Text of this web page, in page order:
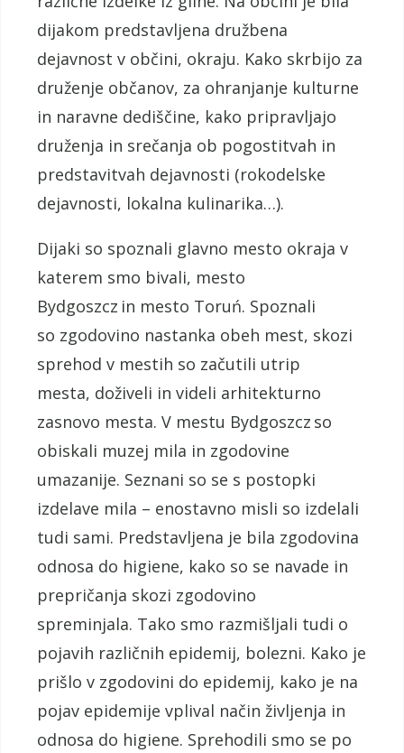
dijakom predstavljena družbena
dejavnost v občini, okraju. Kako skrbijo za
druženje občanov, za ohranjanje kulturne
in naravne dediščine, kako pripravljajo
druženja in srečanja ob pogostitvah in
predstavitvah dejavnosti (rokodelske
dejavnosti, lokalna kulinarika…).
Dijaki so spoznali glavno mesto okraja v
katerem smo bivali, mesto
Bydgoszcz in mesto Toruń. Spoznali
so zgodovino nastanka obeh mest, skozi
sprehod v mestih so začutili utrip
mesta, doživeli in videli arhitekturno
zasnovo mesta. V mestu Bydgoszcz so
obiskali muzej mila in zgodovine
umazanije. Seznani so se s postopki
izdelave mila – enostavno misli so izdelali
tudi sami. Predstavljena je bila zgodovina
odnosa do higiene, kako so se navade in
prepričanja skozi zgodovino
spreminjala. Tako smo razmišljali tudi o
pojavih različnih epidemij, bolezni. Kako je
prišlo v zgodovini do epidemij, kako je na
pojav epidemije vplival način življenja in
odnosa do higiene. Sprehodili smo se po